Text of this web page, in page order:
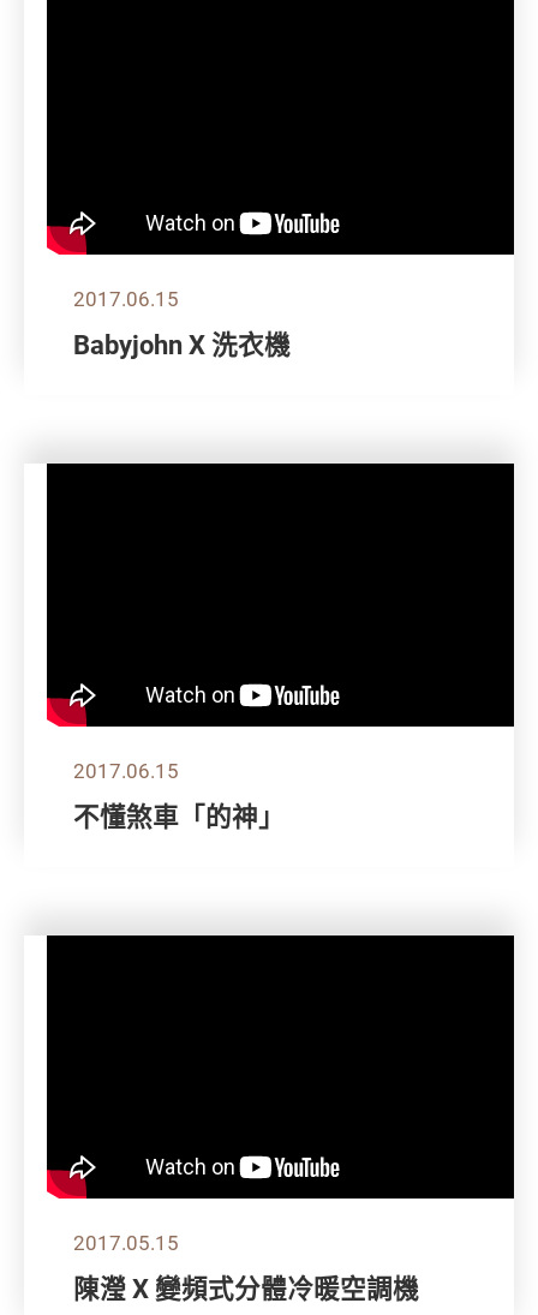
2017.06.15
Babyjohn X 洗衣機
2017.06.15
不懂煞車「的神」
2017.05.15
陳瀅 X 變頻式分體冷暖空調機